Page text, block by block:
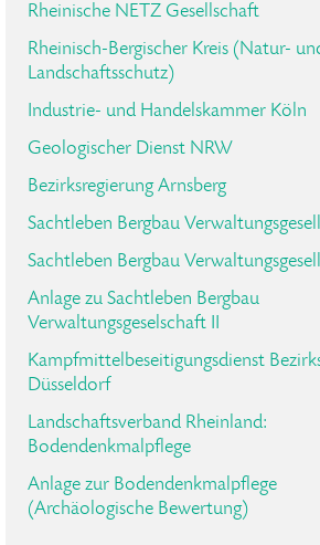
Rheinische NETZ Gesellschaft
Rheinisch-Bergischer Kreis (Natur-
Landschaftsschutz)
Industrie- und Handelskammer Köln
Geologischer Dienst NRW
Bezirksregierung Arnsberg
Sachtleben Bergbau
Sachtleben Bergbau
Anlage zu Sachtleben Bergbau
Verwaltungsgeselschaft II
Kampfmittelbeseitigungsdienst
Düsseldorf
Landschaftsverband Rheinland:
Bodendenkmalpflege
Anlage zur Bodendenkmalpflege
(Archäologische Bewertung)